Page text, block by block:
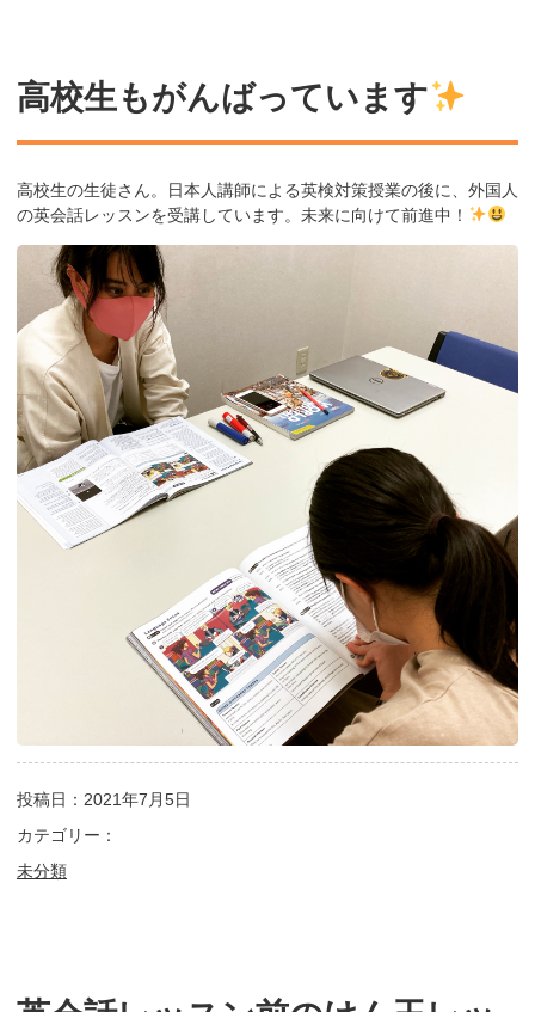
高校生もがんばっています
高校生の生徒さん。日本人講師による英検対策授業の後に、外国人
の英会話レッスンを受講しています。未来に向けて前進中！
投稿日：2021年7月5日
カテゴリー：
未分類